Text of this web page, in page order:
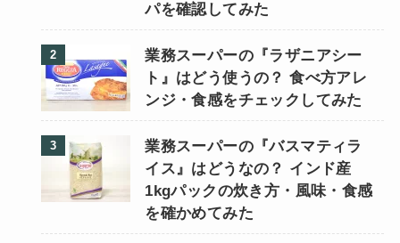
パを確認してみた
業務スーパーの『ラザニアシー
ト』はどう使うの？ 食べ方アレ
ンジ・食感をチェックしてみた
業務スーパーの『バスマティラ
イス』はどうなの？ インド産
1kgパックの炊き方・風味・食感
を確かめてみた